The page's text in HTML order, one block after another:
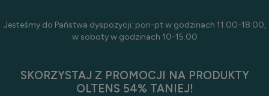
Jesteśmy do Państwa dyspozycji: pon-pt w godzinach 11.00-18.00,
w soboty w godzinach 10-15.00
SKORZYSTAJ Z PROMOCJI NA PRODUKTY
OLTENS 54% TANIEJ!